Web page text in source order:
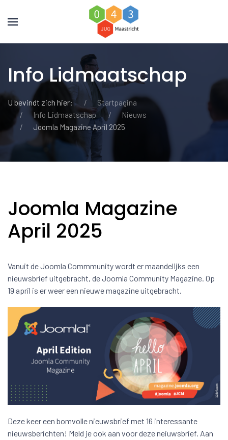
Info Lidmaatschap
U bevindt zich hier:
Startpagina
Info Lidmaatschap
Nieuws
Joomla Magazine April 2025
Joomla Magazine
April 2025
Vanuit de Joomla Commmunity wordt er maandelijks een
nieuwsbrief uitgebracht, de Joomla Community Magazine. Op
19 april is er weer een nieuwe magazine uitgebracht.
Deze keer een bomvolle nieuwsbrief met 16 interessante
nieuwsberichten! Meld je ook aan voor deze neiuwsbrief. Aan